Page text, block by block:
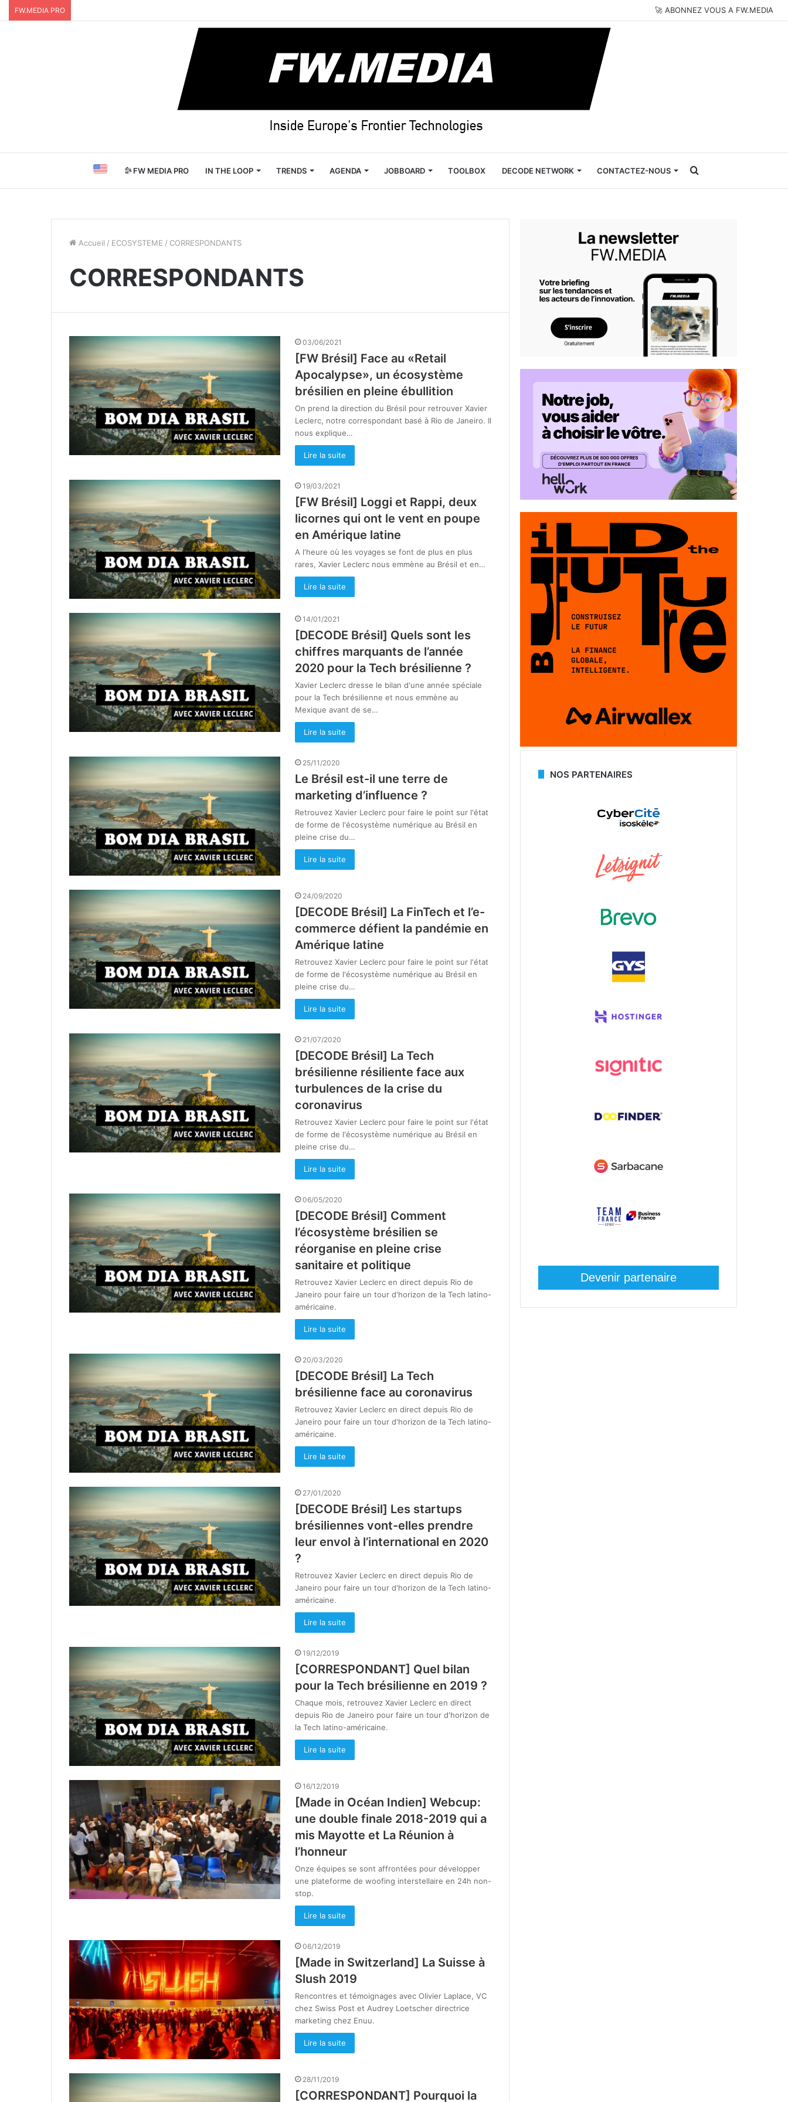
FW.MEDIA PRO 🚀 ABONNEZ VOUS A FW.MEDIA
FW MEDIA PRO IN THE LOOP TRENDS AGENDA JOBBOARD TOOLBOX DECODE NETWORK CONTACTEZ-NOUS Rechercher
Accueil / ECOSYSTEME / CORRESPONDANTS
CORRESPONDANTS
03/06/2021
[FW Brésil] Face au «Retail
Apocalypse», un écosystème
brésilien en pleine ébullition
On prend la direction du Brésil pour retrouver Xavier
Leclerc, notre correspondant basé à Rio de Janeiro. Il
nous explique…
Lire la suite
19/03/2021
[FW Brésil] Loggi et Rappi, deux
licornes qui ont le vent en poupe
en Amérique latine
A l'heure où les voyages se font de plus en plus
rares, Xavier Leclerc nous emmène au Brésil et en…
Lire la suite
14/01/2021
[DECODE Brésil] Quels sont les
chiffres marquants de l’année
2020 pour la Tech brésilienne ?
Xavier Leclerc dresse le bilan d'une année spéciale
pour la Tech brésilienne et nous emmène au
Mexique avant de se…
Lire la suite
25/11/2020
Le Brésil est-il une terre de
marketing d’influence ?
Retrouvez Xavier Leclerc pour faire le point sur l'état
de forme de l'écosystème numérique au Brésil en
pleine crise du…
Lire la suite
24/09/2020
[DECODE Brésil] La FinTech et l’e-
commerce défient la pandémie en
Amérique latine
Retrouvez Xavier Leclerc pour faire le point sur l'état
de forme de l'écosystème numérique au Brésil en
pleine crise du…
Lire la suite
21/07/2020
[DECODE Brésil] La Tech
brésilienne résiliente face aux
turbulences de la crise du
coronavirus
Retrouvez Xavier Leclerc pour faire le point sur l'état
de forme de l'écosystème numérique au Brésil en
pleine crise du…
Lire la suite
06/05/2020
[DECODE Brésil] Comment
l’écosystème brésilien se
réorganise en pleine crise
sanitaire et politique
Retrouvez Xavier Leclerc en direct depuis Rio de
Janeiro pour faire un tour d'horizon de la Tech latino-
américaine.
Lire la suite
20/03/2020
[DECODE Brésil] La Tech
brésilienne face au coronavirus
Retrouvez Xavier Leclerc en direct depuis Rio de
Janeiro pour faire un tour d'horizon de la Tech latino-
américaine.
Lire la suite
27/01/2020
[DECODE Brésil] Les startups
brésiliennes vont-elles prendre
leur envol à l’international en 2020
?
Retrouvez Xavier Leclerc en direct depuis Rio de
Janeiro pour faire un tour d'horizon de la Tech latino-
américaine.
Lire la suite
19/12/2019
[CORRESPONDANT] Quel bilan
pour la Tech brésilienne en 2019 ?
Chaque mois, retrouvez Xavier Leclerc en direct
depuis Rio de Janeiro pour faire un tour d'horizon de
la Tech latino-américaine.
Lire la suite
16/12/2019
[Made in Océan Indien] Webcup:
une double finale 2018-2019 qui a
mis Mayotte et La Réunion à
l’honneur
Onze équipes se sont affrontées pour développer
une plateforme de woofing interstellaire en 24h non-
stop.
Lire la suite
06/12/2019
[Made in Switzerland] La Suisse à
Slush 2019
Rencontres et témoignages avec Olivier Laplace, VC
chez Swiss Post et Audrey Loetscher directrice
marketing chez Enuu.
Lire la suite
28/11/2019
[CORRESPONDANT] Pourquoi la
NOS PARTENAIRES
Devenir partenaire